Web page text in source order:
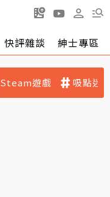
快評雜談 紳士專區
Steam遊戲 吸點迷